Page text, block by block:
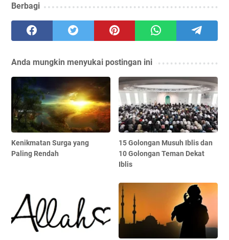
Berbagi
Anda mungkin menyukai postingan ini
Kenikmatan Surga yang
Paling Rendah
15 Golongan Musuh Iblis dan
10 Golongan Teman Dekat
Iblis